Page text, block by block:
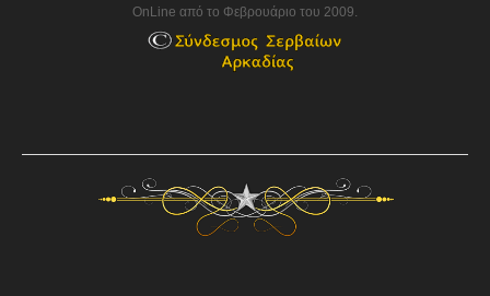
OnLine από το Φεβρουάριο του 2009.